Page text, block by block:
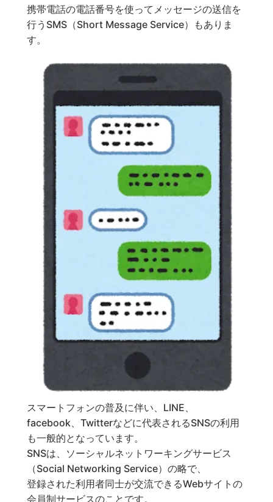
携帯電話の電話番号を使ってメッセージの送信を
行うSMS（Short Message Service）もありま
す。
スマートフォンの普及に伴い、LINE、
facebook、Twitterなどに代表されるSNSの利用
も一般的となっています。
SNSは、ソーシャルネットワーキングサービス
（Social Networking Service）の略で、
登録された利用者同士が交流できるWebサイトの
会員制サービスのことです。